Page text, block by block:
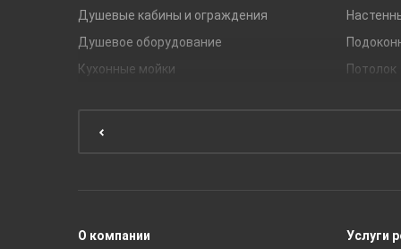
Душевые кабины и ограждения
Душевое оборудование
Кухонные мойки
Потолок
О компании Услуги